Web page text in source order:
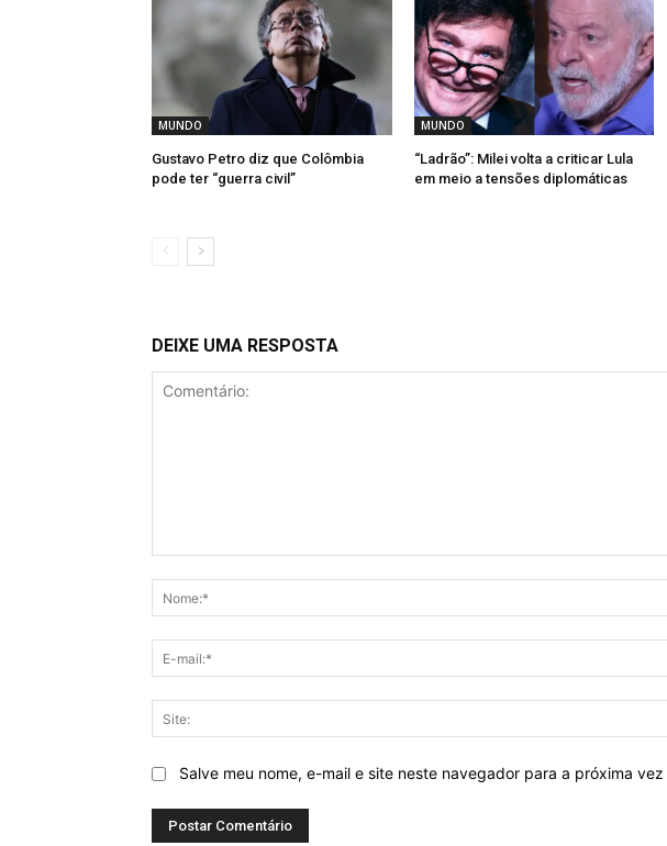
MUNDO
Gustavo Petro diz que Colômbia
pode ter “guerra civil”
MUNDO
“Ladrão”: Milei volta a criticar Lula
em meio a tensões diplomáticas
DEIXE UMA RESPOSTA
Salve meu nome, e-mail e site neste navegador para a próxima